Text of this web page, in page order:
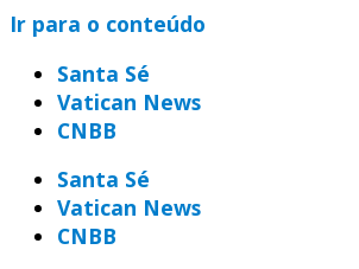
Ir para o conteúdo
Santa Sé
Vatican News
CNBB
Santa Sé
Vatican News
CNBB